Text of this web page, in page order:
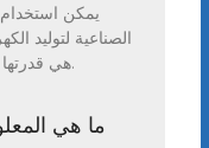
يمكن
الصناعية لتوليد
هي قدرتها على توليد الكهرباء في المواقع النائية.
ما هي